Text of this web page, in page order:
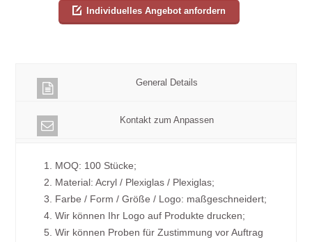
Individuelles Angebot anfordern
General Details
Kontakt zum Anpassen
1. MOQ: 100 Stücke;
2. Material: Acryl / Plexiglas / Plexiglas;
3. Farbe / Form / Größe / Logo: maßgeschneidert;
4. Wir können Ihr Logo auf Produkte drucken;
5. Wir können Proben für Zustimmung vor Auftrag